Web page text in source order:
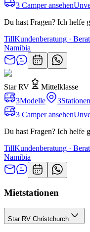
3 Camper ansehen
Du hast Fragen? Ich helfe
TillKundenberatung ·
Namibia
Star RV
Mittelklasse
3Modelle 3Stationen
3 Camper ansehen
Du hast Fragen? Ich helfe
TillKundenberatung ·
Namibia
Mietstationen
Star RV Christchurch